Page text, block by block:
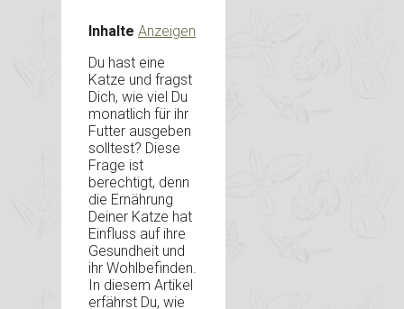
Inhalte Anzeigen
Du hast eine
Katze und fragst
Dich, wie viel Du
monatlich für ihr
Futter ausgeben
solltest? Diese
Frage ist
berechtigt, denn
die Ernährung
Deiner Katze hat
Einfluss auf ihre
Gesundheit und
ihr Wohlbefinden.
In diesem Artikel
erfährst Du, wie